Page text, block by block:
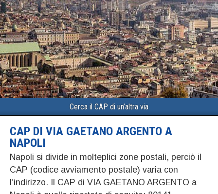
Cerca il CAP di un’altra via
CAP DI VIA GAETANO ARGENTO A
NAPOLI
Napoli si divide in molteplici zone postali, perciò il
CAP (codice avviamento postale) varia con
l’indirizzo. Il CAP di VIA GAETANO ARGENTO a